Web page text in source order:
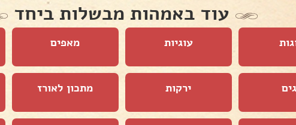
עוד באמהות מבשלות ביחד
עוגיות מאפים
ירקות מתכון לאורז